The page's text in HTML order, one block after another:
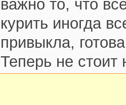
важно то, что
курить иногда
привыкла,
Теперь не